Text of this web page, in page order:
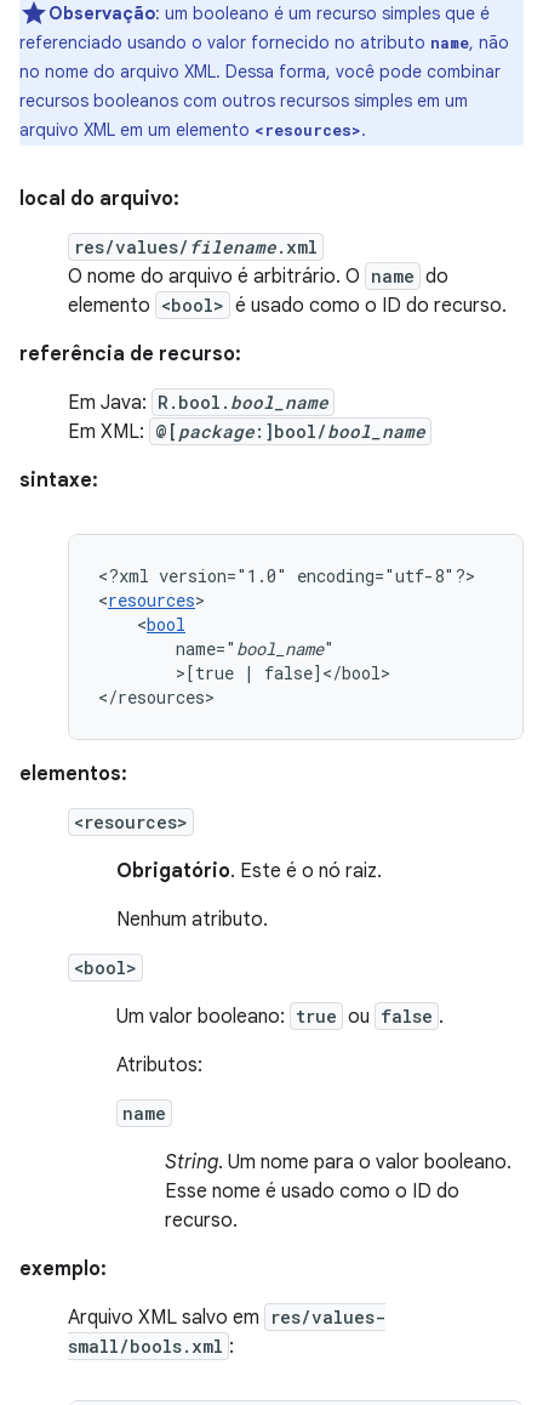
Observação: um booleano é um recurso simples que é
referenciado usando o valor fornecido no atributo name, não
no nome do arquivo XML. Dessa forma, você pode combinar
recursos booleanos com outros recursos simples em um
arquivo XML em um elemento <resources>.
local do arquivo:
res/values/ filename.xml
O nome do arquivo é arbitrário. O name do
elemento <bool> é usado como o ID do recurso.
referência de recurso:
Em Java: R.bool. bool_name
Em XML: @[ package:]bool/bool_name
sintaxe:
<?xml version="1.0"
encoding="utf-8"?>
<resources
<bool
name=" bool_name
>[true |
false]</bool>
</resources>
elementos:
<resources>
Obrigatório. Este é o nó raiz.
Nenhum atributo.
<bool>
Um valor booleano: true ou false .
Atributos:
name
String. Um nome para o valor booleano.
Esse nome é usado como o ID do
recurso.
exemplo:
Arquivo XML salvo em
res/values-
small/bools.xml :